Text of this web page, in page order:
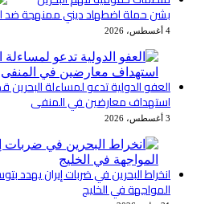
بشن حملة اضطهاد ديني ممنهجة ضد
4 أغسطس، 2026
العفو الدولية تدعو لمساءلة البحرين
استهداف معارضين في المنفى
3 أغسطس، 2026
انخراط البحرين في ضربات إيران يهدد
المواجهة في الخليج